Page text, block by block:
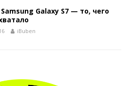
Galaxy S7 — то, чего
iBuben